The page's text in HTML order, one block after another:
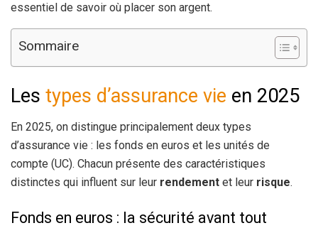
essentiel de savoir où placer son argent.
Sommaire
Les types d’assurance vie en 2025
En 2025, on distingue principalement deux types
d’assurance vie : les fonds en euros et les unités de
compte (UC). Chacun présente des caractéristiques
distinctes qui influent sur leur rendement et leur risque.
Fonds en euros : la sécurité avant tout